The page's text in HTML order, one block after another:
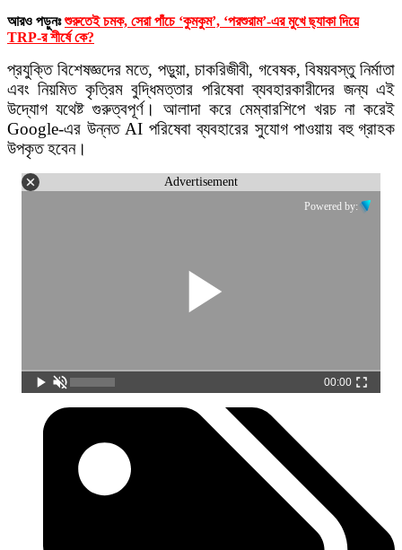
আরও পড়ুনঃ শুরুতেই চমক, সেরা পাঁচে ‘কুমকুম’, ‘পরশুরাম’-এর মুখে ছ্যাকা দিয়ে
TRP-র শীর্ষে কে?
প্রযুক্তি বিশেষজ্ঞদের মতে, পড়ুয়া, চাকরিজীবী, গবেষক, বিষয়বস্তু নির্মাতা
এবং নিয়মিত কৃত্রিম বুদ্ধিমত্তার পরিষেবা ব্যবহারকারীদের জন্য এই
উদ্যোগ যথেষ্ট গুরুত্বপূর্ণ। আলাদা করে মেম্বারশিপে খরচ না করেই
Google-এর উন্নত AI পরিষেবা ব্যবহারের সুযোগ পাওয়ায় বহু গ্রাহক
উপকৃত হবেন।
Advertisement
Powered by:
00:00